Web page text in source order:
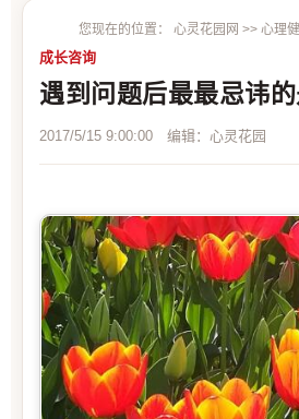
您现在的位置： 心灵花园网 >> 心理
成长咨询
遇到问题后最最忌讳
2017/5/15 9:00:00 编辑：心灵花园